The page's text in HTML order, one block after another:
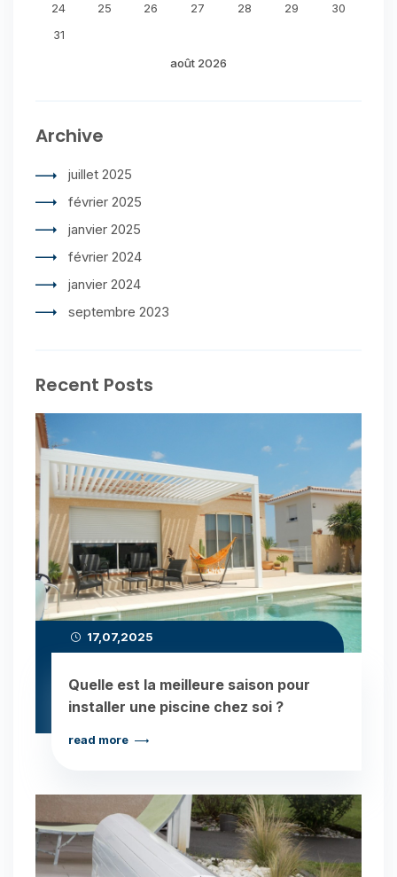
août 2026
24
25 26 27 28 29
30
31
Archive
juillet 2025
février 2025
janvier 2025
février 2024
janvier 2024
septembre 2023
Recent Posts
17,07,2025
Quelle est la meilleure saison pour
installer une piscine chez soi ?
read more